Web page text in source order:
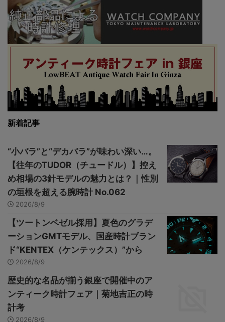
新着記事
“小バラ”と“デカバラ”が味わい深い…。
【往年のTUDOR（チュードル）】控え
め相場の3針モデルの魅力とは？｜性別
の垣根を超える腕時計 No.062
2026/8/9
【ツートンベゼル採用】夏色のグラデ
ーションGMTモデル、国産時計ブラン
ド“KENTEX（ケンテックス）”から
2026/8/9
歴史的な名品が揃う銀座で開催中のア
ンティーク時計フェア｜菊地吉正の時
計考
2026/8/9